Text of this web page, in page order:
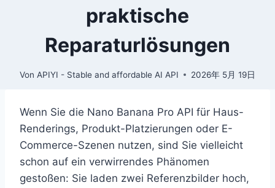
praktische
Reparaturlösungen
Von APIYI - Stable and affordable AI API 2026年 5月 19日
Wenn Sie die Nano Banana Pro API für Haus-
Renderings, Produkt-Platzierungen oder E-
Commerce-Szenen nutzen, sind Sie vielleicht
schon auf ein verwirrendes Phänomen
gestoßen: Sie laden zwei Referenzbilder hoch,